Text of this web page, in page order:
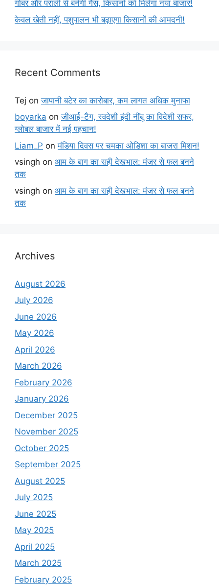
गोबर और पराली से बनेगी गैस, किसानों को मिलेगा नया बाजार!
केवल खेती नहीं, पशुपालन भी बढ़ाएगा किसानों की आमदनी!
Recent Comments
Tej onजापानी बटेर का कारोबार, कम लागत अधिक मुनाफा
boyarka onजीआई-टैग, स्वदेशी इंदी नींबू का विदेशी सफर,
ग्लोबल बाजार में नई पहचान!
Liam_P onमंडिया दिवस पर चमका ओडिशा का बाजरा मिशन!
vsingh on आम के बाग का सही देखभाल: मंजर से फल बनने
तक
vsingh on आम के बाग का सही देखभाल: मंजर से फल बनने
तक
Archives
August 2026
July 2026
June 2026
May 2026
April 2026
March 2026
February 2026
January 2026
December 2025
November 2025
October 2025
September 2025
August 2025
July 2025
June 2025
May 2025
April 2025
March 2025
February 2025